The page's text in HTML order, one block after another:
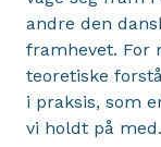
andre den
framhevet. For
teoretiske
i praksis, som
vi holdt på med.